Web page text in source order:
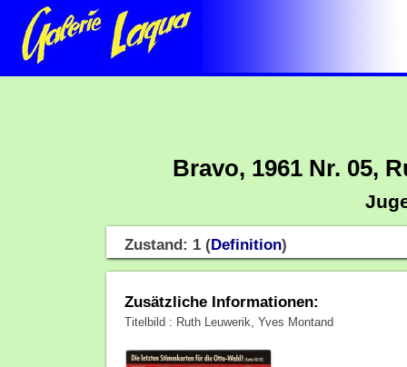
Bravo, 1961 Nr. 05,
Zustand: 1 (Definition)
Zusätzliche Informationen:
Titelbild : Ruth Leuwerik, Yves Montand